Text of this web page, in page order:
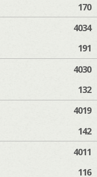
170
4034
191
4030
132
4019
142
4011
116